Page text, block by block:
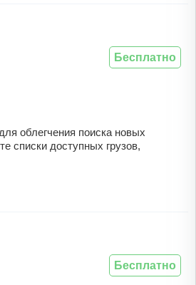
облегчения поиска новых
списки доступных грузов,
Бесплатно
Бесплатно